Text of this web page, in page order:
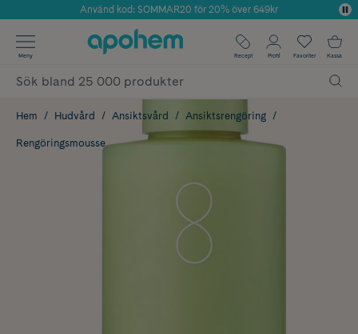
Årets Butik 2025 inom Skönhet
Använd kod: SOMMAR20 för 20% över 649kr
✓ Fri frakt
✓ Poäng på alla köp*
Meny Recept Profil Favoriter Kassa
Hem Hudvård Ansiktsvård Ansiktsrengöring
Rengöringsmousse